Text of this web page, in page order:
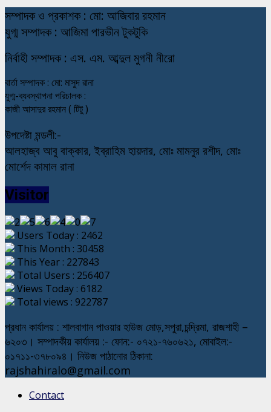
সম্পাদক ও প্রকাশক : মো: আজিবার রহমান
যুগ্ম সম্পাদক : আজিমা পারভীন টুকটুকি
নির্বাহী সম্পাদক : এস. এম. আব্দুল মুগনী নীরো
বার্তা সম্পাদক : মো: মাসুদ রানা
যুগ্ম-ব্যবস্থাপনা পরিচালক :
কাজী আসাদুর রহমান ( টিটু )
উপদেষ্টা মন্ডলী:-
আলহাজ্ব আবু বাক্কার, ইব্রাহিম হায়দার, মোঃ মামনুর রশীদ, মোঃ
মোর্শেদ কামাল রানা
Visitor
Users Today : 2462
This Month : 30458
This Year : 227843
Total Users : 256407
Views Today : 6182
Total views : 922787
প্রধান কার্যালয় : শালবাগান পাওয়ার হাউজ মোড়,সপুরা,চন্দ্রিমা, রাজশাহী –
৬২০৩। সম্পাদকীয় কার্যালয় :- ফোন:- ০৭২১-৭৬০৬২১, মোবাইল:-
০১৭১১-৩৭৮০৯৪। নিউজ পাঠানোর ঠিকানা:
rajshahiralo@gmail.com
Contact